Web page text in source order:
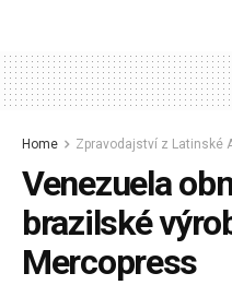
Home Zpravodajství z Latinské
Venezuela
brazilské
Mercopress